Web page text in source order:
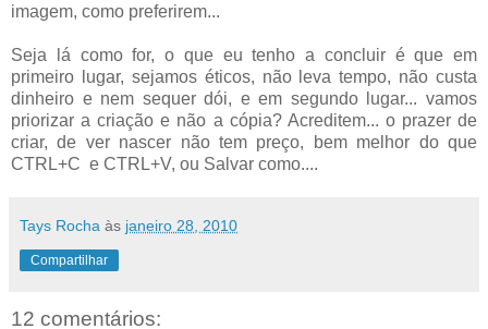
imagem, como preferirem...
Seja lá como for, o que eu tenho a concluir é que em
primeiro lugar, sejamos éticos, não leva tempo, não custa
dinheiro e nem sequer dói, e em segundo lugar... vamos
priorizar a criação e não a cópia? Acreditem... o prazer de
criar, de ver nascer não tem preço, bem melhor do que
CTRL+C e CTRL+V, ou Salvar como....
Tays Rocha às janeiro 28, 2010
Compartilhar
12 comentários: